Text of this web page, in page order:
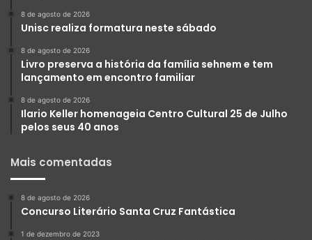
8 de agosto de 2026
Unisc realiza formatura neste sábado
8 de agosto de 2026
Livro preserva a história da família sehnem e tem
lançamento em encontro familiar
8 de agosto de 2026
Ilario Keller homenageia Centro Cultural 25 de Julho
pelos seus 40 anos
Mais comentadas
8 de agosto de 2026
Concurso Literário Santa Cruz Fantástica
1 de dezembro de 2023